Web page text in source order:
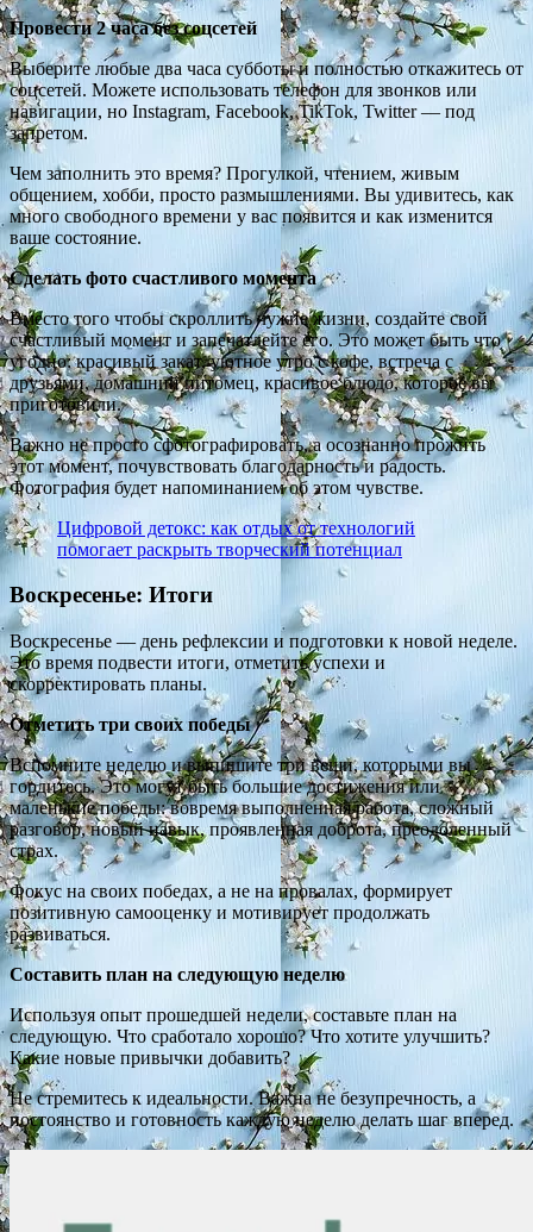
Провести 2 часа без соцсетей
Выберите любые два часа субботы и полностью откажитесь от
соцсетей. Можете использовать телефон для звонков или
навигации, но Instagram, Facebook, TikTok, Twitter — под
запретом.
Чем заполнить это время? Прогулкой, чтением, живым
общением, хобби, просто размышлениями. Вы удивитесь, как
много свободного времени у вас появится и как изменится
ваше состояние.
Сделать фото счастливого момента
Вместо того чтобы скроллить чужие жизни, создайте свой
счастливый момент и запечатлейте его. Это может быть что
угодно: красивый закат, уютное утро с кофе, встреча с
друзьями, домашний питомец, красивое блюдо, которое вы
приготовили.
Важно не просто сфотографировать, а осознанно прожить
этот момент, почувствовать благодарность и радость.
Фотография будет напоминанием об этом чувстве.
Цифровой детокс: как отдых от технологий
помогает раскрыть творческий потенциал
Воскресенье: Итоги
Воскресенье — день рефлексии и подготовки к новой неделе.
Это время подвести итоги, отметить успехи и
скорректировать планы.
Отметить три своих победы
Вспомните неделю и выпишите три вещи, которыми вы
гордитесь. Это могут быть большие достижения или
маленькие победы: вовремя выполненная работа, сложный
разговор, новый навык, проявленная доброта, преодоленный
страх.
Фокус на своих победах, а не на провалах, формирует
позитивную самооценку и мотивирует продолжать
развиваться.
Составить план на следующую неделю
Используя опыт прошедшей недели, составьте план на
следующую. Что сработало хорошо? Что хотите улучшить?
Какие новые привычки добавить?
Не стремитесь к идеальности. Важна не безупречность, а
постоянство и готовность каждую неделю делать шаг вперед.